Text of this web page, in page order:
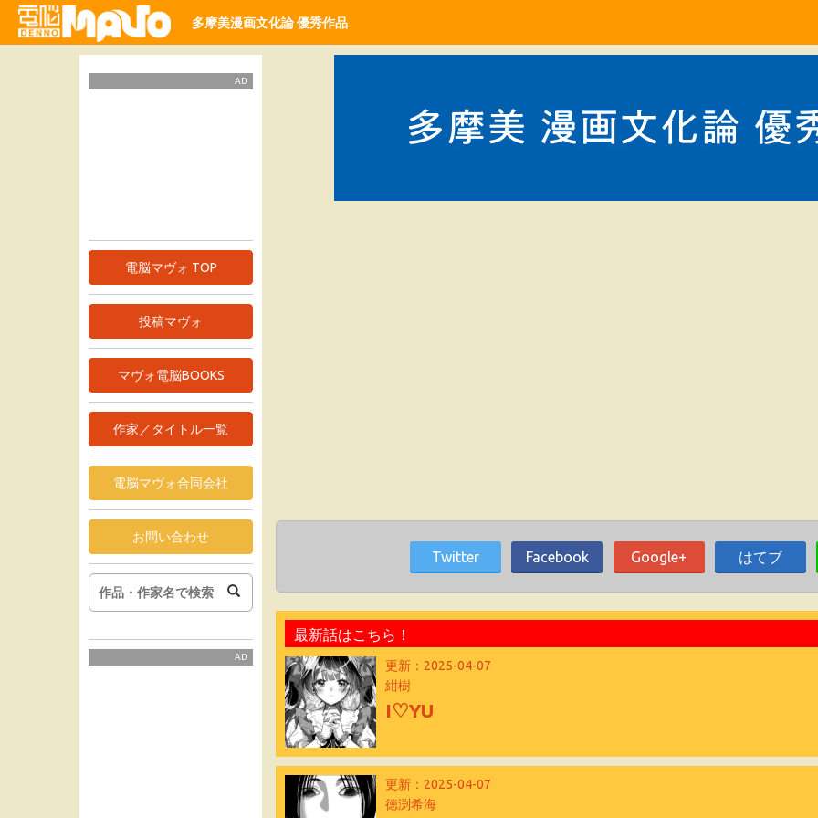
多摩美漫画文化論 優秀作品
AD
電脳マヴォ TOP
投稿マヴォ
マヴォ電脳BOOKS
作家／タイトル一覧
電脳マヴォ合同会社
お問い合わせ
AD
Twitter Facebook Google+ はてブ
最新話はこちら！
更新：2025-04-07
紺樹
I♡YU
更新：2025-04-07
徳渕希海